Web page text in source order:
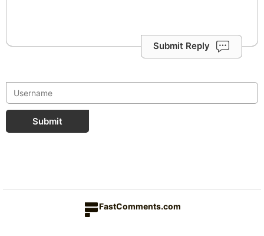
Submit Reply
Submit
FastComments.com